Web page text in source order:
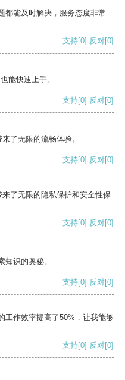
都能及时解决，服务态度非常
支持[0] 反对[0]
能快速上手。
支持[0] 反对[0]
了无限的流畅体验。
支持[0] 反对[0]
了无限的隐私保护和安全性保
支持[0] 反对[0]
识的奥秘。
支持[0] 反对[0]
工作效率提高了50%，让我能够
支持[0] 反对[0]